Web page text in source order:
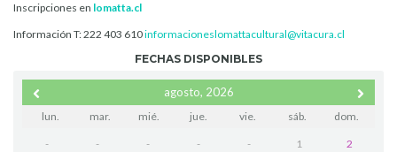
Inscripciones en lomatta.cl
Información T: 222 403 610informacioneslomattacultural@vitacura.cl
FECHAS DISPONIBLES
agosto, 2026
lun. mar. mié. jue. vie. sáb. dom.
- - - - - 1
2